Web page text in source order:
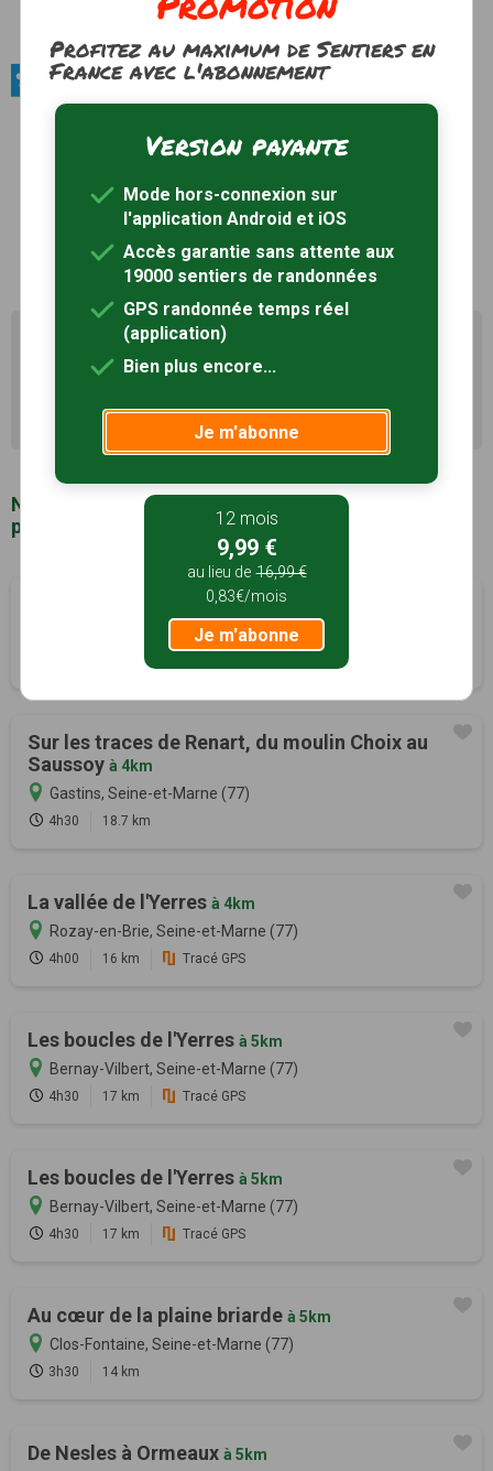
Forêt domaniale de Notre-Dame
Produits du terroir / Fromages
Le Brie de Melun est un fromage exclusivement au
Sa croûte est fleurie, de couleur blanche marbrée
de brun.AOC depuis 1980Voir le site
Il existe d'autres sentiers de randonnée à La Chapelle-
Iger (77) pour découvrir le terroir
Recherche avancée La Chapelle-Iger
Notre sélection de sentiers de randonnée à
proximité de La Chapelle-Iger (77)
Randonnée des lavoirsà 2km
Courpalay, Seine-et-Marne (77)
Sur les traces de Renart, du moulin Choix au
Saussoy à 4km
Gastins, Seine-et-Marne (77)
4h30 18.7 km
La vallée de l'Yerres à 4km
Rozay-en-Brie, Seine-et-Marne (77)
4h00 16 km Tracé GPS
Les boucles de l'Yerres à 5km
Bernay-Vilbert, Seine-et-Marne (77)
4h30 17 km Tracé GPS
Les boucles de l'Yerres à 5km
Bernay-Vilbert, Seine-et-Marne (77)
4h30 17 km Tracé GPS
Au cœur de la plaine briarde à 5km
Clos-Fontaine, Seine-et-Marne (77)
3h30 14 km
De Nesles à Ormeaux à 5km
Profitez au maximum de Sentiers en
France avec l'abonnement
Version payante
Mode hors-connexion sur
l'application Android et iOS
Accès garantie sans attente aux
19000 sentiers de randonnées
GPS randonnée temps réel
(application)
Bien plus encore...
Je m'abonne
12 mois
9,99 €
au lieu de 16,99 €
0,83€/mois
Je m'abonne